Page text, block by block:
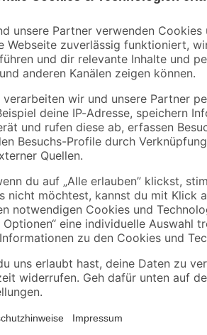
mit
toom
Fliesenkreuze 3 mm
250 Stück
2,49€
Das
sowie
und